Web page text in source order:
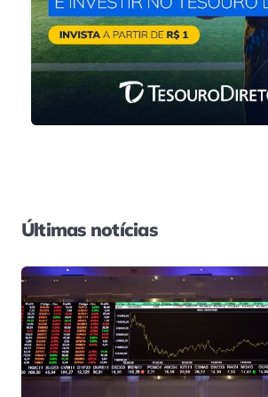
Últimas notícias